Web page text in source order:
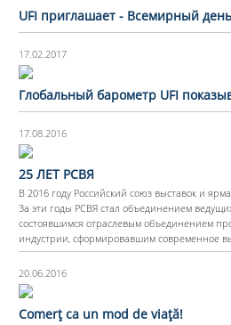
UFI приглашает - Всемирный
17.02.2017
Глобальный барометр UFI
17.08.2016
25 ЛЕТ РСВЯ
В 2016 году Российский союз выставок и
За эти годы РСВЯ стал объединением
состоявшимся отраслевым объединением
индустрии, сформировавшим современное
20.06.2016
Comerț ca un mod de viață!